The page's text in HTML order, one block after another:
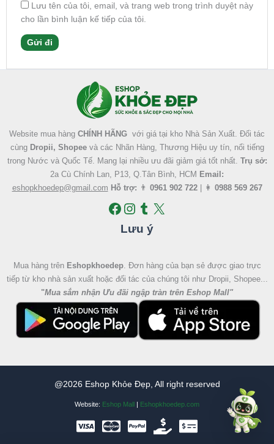
Lưu tên của tôi, email, và trang web trong trình duyệt này
cho lần bình luận kế tiếp của tôi.
Website mua hàng CHÍNH HÃNG với giá tại kho Nhà Sản Xuất. Đối tác
cùng Dropii, Shopeevà các Nhãn Hàng, Thương Hiệu uy tín, nổi tiếng
trong Nước và Quốc Tế. Mang lại nhiều ưu đãi giảm giá tốt nhất. Trụ sở:
2a Cù Chính Lan, P13, Q.Tân Bình, HCM Email:
eshopkhoedep@gmail.com Hỗ trợ: 👨 0961 902 722| 👩 0988 569 267
Lưu ý
Mua hàng trên Eshopkhoedep. Đơn hàng của bạn sẻ được giao trực
tiếp từ kho nhà sản xuất hoặc đối tác của chúng tôi như Dropii, Shopee...
"Mua sắm nhận Ưu đãi ngập tràn trên Eshop Mall"
@2026 Eshop Khỏe Đẹp, All right reserved
Website: Eshop Mall | Eshopkhoedep.com